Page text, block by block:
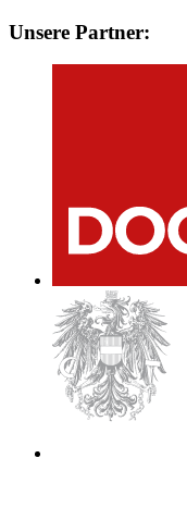
Unsere Partner: